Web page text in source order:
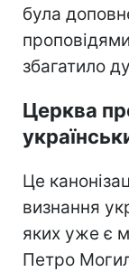
була
збагатило
Церква
Це
визнання
яких уже є
Петро